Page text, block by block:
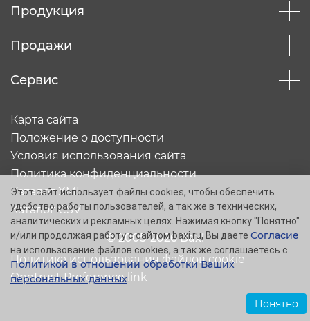
Продукция
Продажи
Сервис
© 2005-2026 Baxi
Карта сайта
Положение о доступности
Условия использования сайта
Политика конфиденциальности
Каталог XML
Каталог CSV
Политика использования файлов cookie
OneTrust Preference link
Этот сайт использует файлы cookies, чтобы обеспечить
удобство работы пользователей, а так же в технических,
аналитических и рекламных целях. Нажимая кнопку "Понятно"
и/или продолжая работу с сайтом baxi.ru, Вы даете Согласие
на использование файлов cookies, а так же соглашаетесь с
Политикой в отношении обработки Ваших
персональных данных.
Понятно